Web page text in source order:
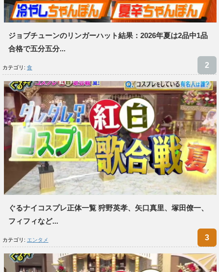
ジョブチューンのリンガーハット結果：2026年夏は2品中1品
合格で五分五分...
カテゴリ: 食
ぐるナイコスプレ正体一覧 狩野英孝、矢口真里、塚田僚一、
フィフィなど...
カテゴリ: エンタメ